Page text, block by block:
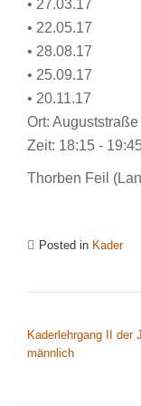
• 27.03.17
• 22.05.17
• 28.08.17
• 25.09.17
• 20.11.17
Ort:
Zeit: 18:15 -
Thorben Feil
Posted in Kader
Kaderlehrgang II der
männlich